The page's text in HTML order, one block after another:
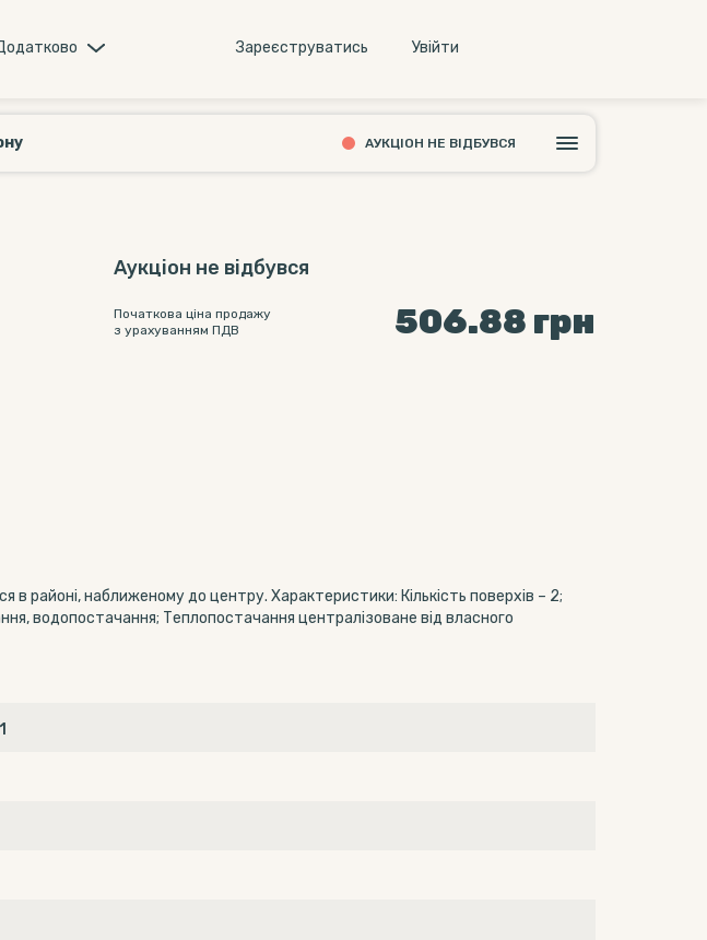
Зареєструватись Увiйти
АУКЦІОН НЕ ВІДБУВСЯ
Аукціон не відбувся
Початкова ціна продажу
з урахуванням ПДВ
506.88 грн
районі, наближеному до центру. Характеристики: Кількість поверхів – 2;
водопостачання; Теплопостачання централізоване від власного